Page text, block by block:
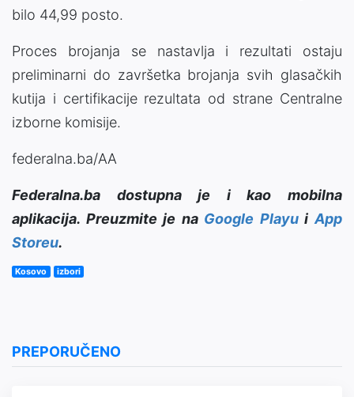
bilo 44,99 posto.
Proces brojanja se nastavlja i rezultati ostaju
preliminarni do završetka brojanja svih glasačkih
kutija i certifikacije rezultata od strane Centralne
izborne komisije.
federalna.ba/AA
Federalna.ba dostupna je i kao mobilna
aplikacija. Preuzmite je na Google PlayuiApp
Storeu.
Kosovo izbori
PREPORUČENO